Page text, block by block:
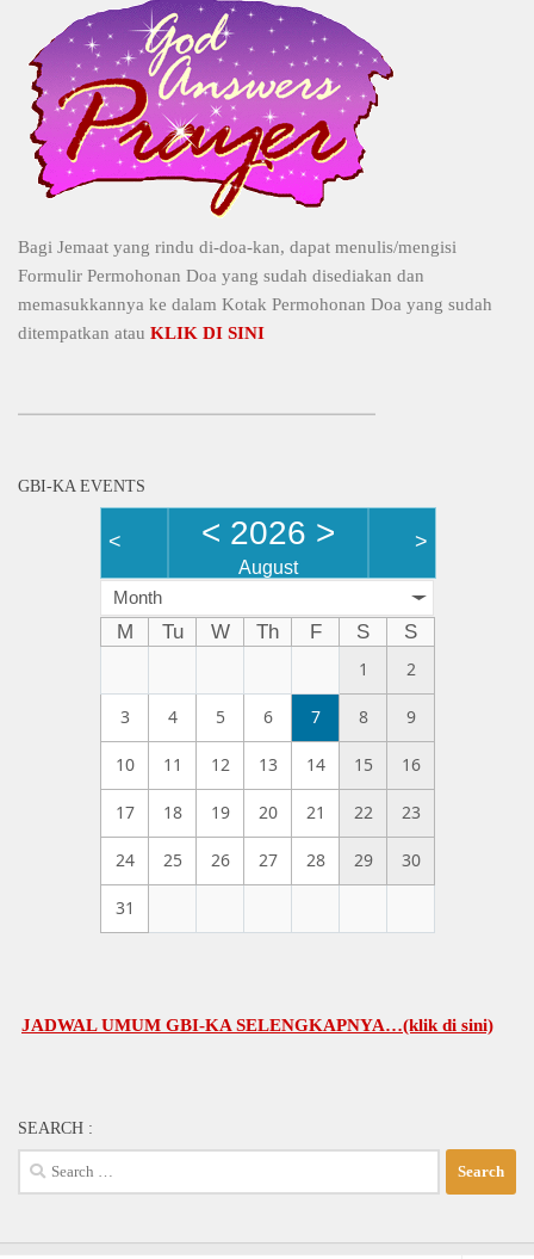
Bagi Jemaat yang rindu di-doa-kan, dapat menulis/mengisi
Formulir Permohonan Doa yang sudah disediakan dan
memasukkannya ke dalam Kotak Permohonan Doa yang sudah
ditempatkan atau KLIK DI SINI
GBI-KA EVENTS
< < 2026 >
August
>
Month
M Tu W Th F S
S
1
2
3 4 5 6 7 8 9
10 11 12 13 14 15 16
17 18 19 20 21 22 23
24 25 26 27 28 29 30
31
UMUM GBI-KA SELENGKAPNYA…(klik di sini)
SEARCH :
Search
for: